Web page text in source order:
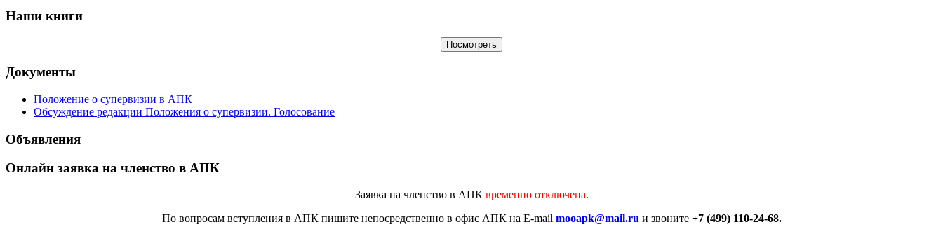
Наши книги
Документы
Положение о супервизии в АПК
Обсуждение редакции Положения о супервизии. Голосование
Объявления
Онлайн заявка на членство в АПК
Заявка на членство в АПК временно отключена.
По вопросам вступления в АПК пишите непосредственно в офис АПК на E-mail mooapk@mail.ru и звоните+7 (499) 110-24-68.